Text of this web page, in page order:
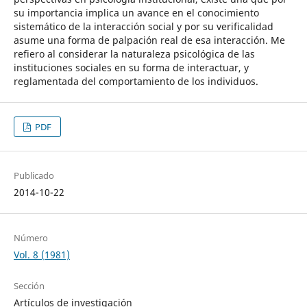
su importancia implica un avance en el conocimiento
sistemático de la interacción social y por su verificalidad
asume una forma de palpación real de esa interacción. Me
refiero al considerar la naturaleza psicológica de las
instituciones sociales en su forma de interactuar, y
reglamentada del comportamiento de los individuos.
PDF
Publicado
2014-10-22
Número
Vol. 8 (1981)
Sección
Artículos de investigación